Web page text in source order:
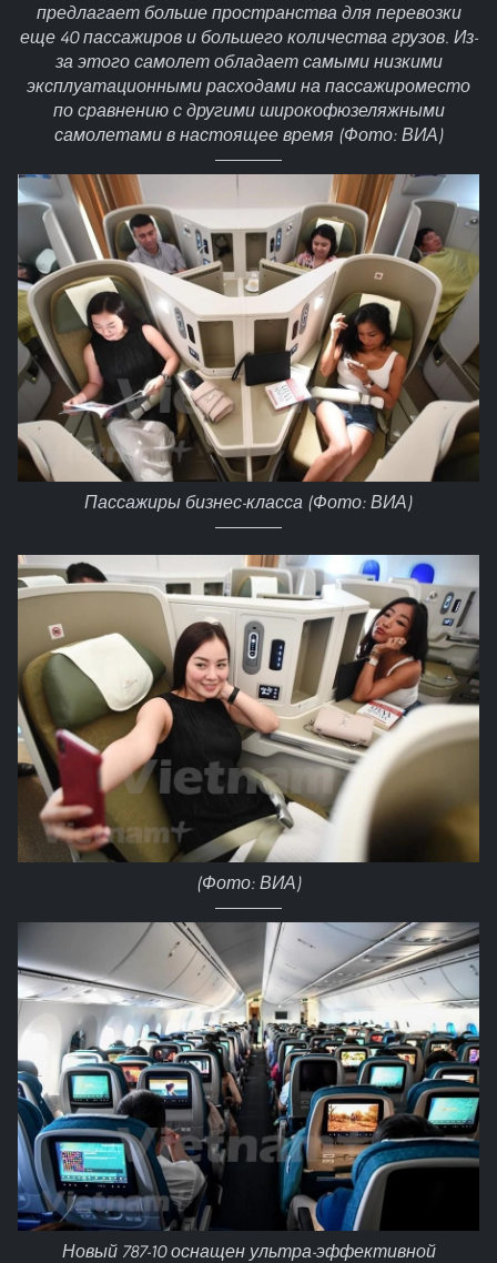
предлагает больше пространства для перевозки
еще 40 пассажиров и большего количества грузов. Из-
за этого самолет обладает самыми низкими
эксплуатационными расходами на пассажироместо
по сравнению с другими широкофюзеляжными
самолетами в настоящее время (Фото: ВИА)
Пассажиры бизнес-класса (Фото: ВИА)
(Фото: ВИА)
Новый 787-10 оснащен ультра-эффективной